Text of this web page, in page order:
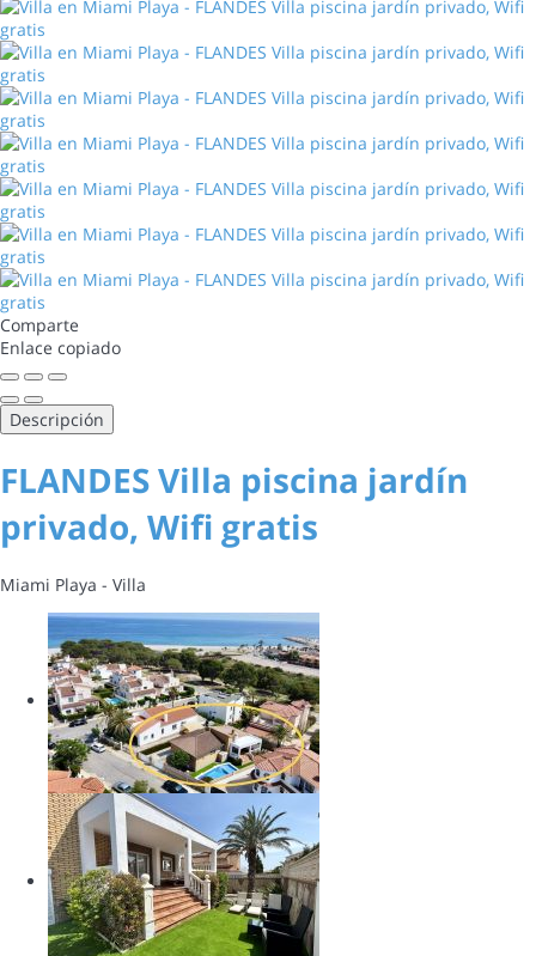
Comparte
Enlace copiado
Descripción
FLANDES Villa piscina jardín
privado, Wifi gratis
Miami Playa - Villa